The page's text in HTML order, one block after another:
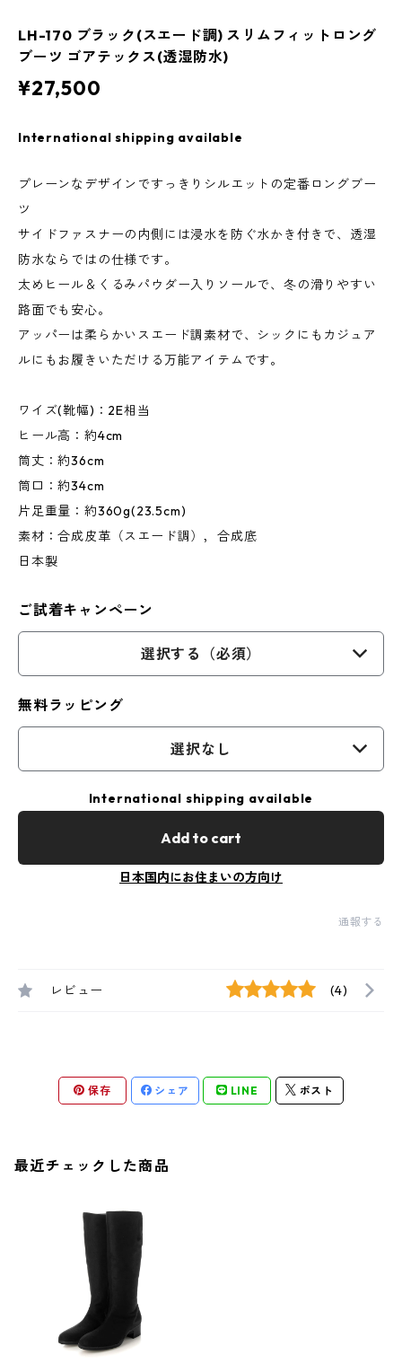
LH-170 ブラック(スエード調) スリムフィットロング
ブーツ ゴアテックス(透湿防水)
¥27,500
International shipping available
プレーンなデザインですっきりシルエットの定番ロングブー
ツ
サイドファスナーの内側には浸水を防ぐ水かき付きで、透湿
防水ならではの仕様です。
太めヒール＆くるみパウダー入りソールで、冬の滑りやすい
路面でも安心。
アッパーは柔らかいスエード調素材で、シックにもカジュア
ルにもお履きいただける万能アイテムです。
ワイズ(靴幅)：2E相当
ヒール高：約4cm
筒丈：約36cm
筒口：約34cm
片足重量：約360g(23.5cm)
素材：合成皮革（スエード調），合成底
日本製
ご試着キャンペーン
選択する（必須）
無料ラッピング
選択なし
International shipping available
Add to cart
日本国内にお住まいの方向け
通報する
レビュー (4)
保存 シェア LINE ポスト
最近チェックした商品